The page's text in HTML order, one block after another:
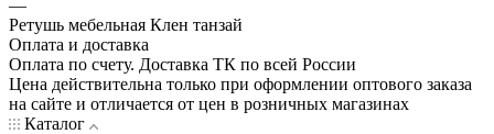
—
Ретушь мебельная Клен танзай
Оплата и доставка
Оплата по счету. Доставка ТК по всей России
Цена действительна только при оформлении оптового заказа
на сайте и отличается от цен в розничных магазинах
Каталог